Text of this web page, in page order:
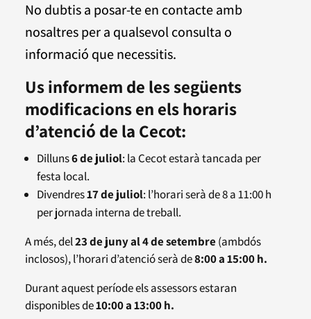
No dubtis a posar-te en contacte amb
nosaltres per a qualsevol consulta o
informació que necessitis.
Us informem de les següents
modificacions en els horaris
d’atenció de la Cecot:
Dilluns6 de juliol: la Cecot estarà tancada per
festa local.
Divendres17 de juliol: l’horari serà de 8 a 11:00 h
per jornada interna de treball.
A més, del23 de juny al 4 de setembre(ambdós
inclosos), l’horari d’atenció serà de8:00 a 15:00 h.
Durant aquest període els assessors estaran
disponibles de10:00 a 13:00 h.